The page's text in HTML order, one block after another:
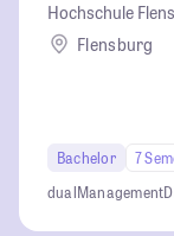
Hochschule
Flensburg
Bachelor
7
dualManagement